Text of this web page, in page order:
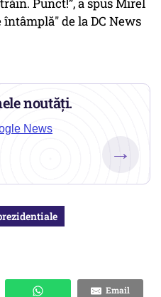
Punct!”, a spus Mirel
întâmplă" de la DC News
noutăți.
News
→
Email